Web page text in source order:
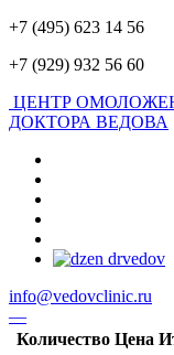
+7 (495) 623 14 56
+7 (929) 932 56 60
ЦЕНТР
ДОКТОРА ВЕДОВА
info@vedovclinic.ru
—
Количество Цена